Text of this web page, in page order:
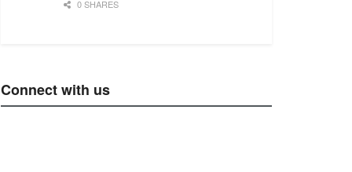
0 SHARES
Connect with us